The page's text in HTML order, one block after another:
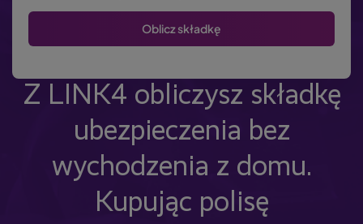
Z LINK4 obliczysz składkę
ubezpieczenia bez
wychodzenia z domu.
Kupując polisę